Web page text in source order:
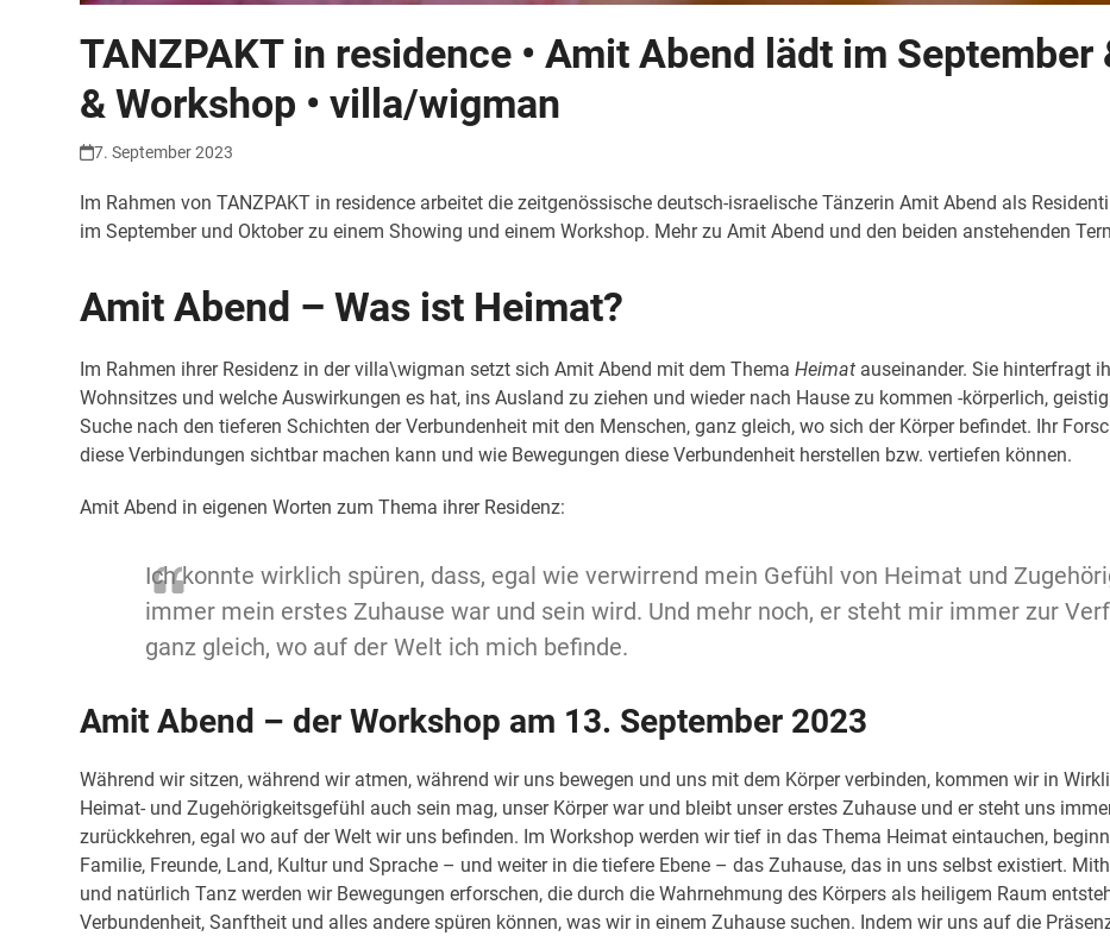
TANZPAKT in residence • Amit Abend lädt im
& Workshop • villa/wigman
7. September 2023
Im Rahmen von TANZPAKT in residence arbeitet die zeitgenössische deutsch-israelische Tänzerin Amit Abend als
im September und Oktober zu einem Showing und einem Workshop. Mehr zu Amit Abend und den beiden anstehenden
Amit Abend – Was ist Heimat?
Im Rahmen ihrer Residenz in der villa\wigman setzt sich Amit Abend mit dem ThemaHeimat auseinander. Sie hinterfragt
Wohnsitzes und welche Auswirkungen es hat, ins Ausland zu ziehen und wieder nach Hause zu kommen -körperlich,
Suche nach den tieferen Schichten der Verbundenheit mit den Menschen, ganz gleich, wo sich der Körper befindet. Ihr
diese Verbindungen sichtbar machen kann und wie Bewegungen diese Verbundenheit herstellen bzw. vertiefen können.
Amit Abend in eigenen Worten zum Thema ihrer Residenz:
Ich konnte wirklich spüren, dass, egal wie verwirrend mein Gefühl von Heimat und
immer mein erstes Zuhause war und sein wird. Und mehr noch, er steht mir immer zur
ganz gleich, wo auf der Welt ich mich befinde.
Amit Abend – der Workshop am 13. September 2023
Während wir sitzen, während wir atmen, während wir uns bewegen und uns mit dem Körper verbinden, kommen wir in
Heimat- und Zugehörigkeitsgefühl auch sein mag, unser Körper war und bleibt unser erstes Zuhause und er steht uns
zurückkehren, egal wo auf der Welt wir uns befinden. Im Workshop werden wir tief in das Thema Heimat eintauchen,
Familie, Freunde, Land, Kultur und Sprache – und weiter in die tiefere Ebene – das Zuhause, das in uns selbst existiert.
und natürlich Tanz werden wir Bewegungen erforschen, die durch die Wahrnehmung des Körpers als heiligem Raum
Verbundenheit, Sanftheit und alles andere spüren können, was wir in einem Zuhause suchen. Indem wir uns auf die